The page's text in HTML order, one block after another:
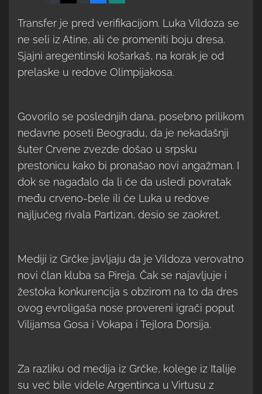
Transfer je pred verifikacijom. Luka Vildoza se
ne seli iz Atine, ali će promeniti boju dresa.
Sjajni aregentinski košarkaš, na korak je od
prelaske u redove Olimpijakosa.
Govorilo se poslednjih dana, posebno prilikom
nedavne poseti Beogradu, da je nekadašnji
šuter Crvene zvezde došao u srpsku
prestonicu kako bi pronašao novi angažman. I
dok se nagađalo da li će da usledi povratak
među crveno-bele ili će Luka u redove
najljućeg rivala Partizan, desio se zaokret.
Mediji iz Grčke javljaju da je Vildoza verovatno
novi član kluba sa Pireja. Čak se najavljuje i
žestoka konkurencija s obzirom na to da dres
ovog evroligaša nose provereni igrači poput
Vilijamsa Gosa i Vokapa i Tejlora Dorsija.
Za razliku od medija iz Grčke, kolege iz Italije
su već bile videle Argentinca u Virtusu z